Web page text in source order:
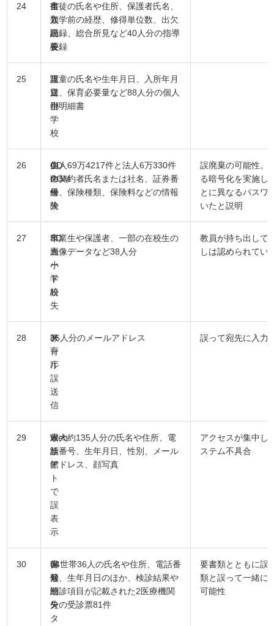
24
市
立
高
校
書
類
紛
失
生徒の氏名や住所、保護者氏名、
入学前の経歴、修得単位数、出欠
記録、総合所見など40人分の指導
要録
25
市
立
小
学
校
誤
送
付
児童の氏名や生年月日、入所年月
日、保育必要量など88人分の個人
別明細書
26
生
命
保
険
CD-
ROM
紛
失
個人69万4217件と法人6万330件
の契約者氏名または社名、証券番
号、保険種類、保険料などの情報
誤廃棄の可能性。
る暗号化を実施し
とに異なるパスワ
いたと説明
27
市
立
小
学
校
SD
カ
ー
ド
紛
失
卒業生や保護者、一部の在校生の
画像データなど38人分
教員が持ち出して
しは認められてい
28
教
育
庁
メ
ー
ル
誤
送
信
35人分のメールアドレス 誤って宛先に入力
29
水
族
館
Web
サ
イ
ト
で
誤
表
示
最大約135人分の氏名や住所、電
話番号、生年月日、性別、メール
アドレス、顔写真
アクセスが集中し
ステム不具合
30
保
健
セ
ン
タ
書
類
紛
失
34世帯36人の氏名や住所、電話番
号、生年月日のほか、検診結果や
問診項目が記載された2医療機関
分の受診票81件
要書類とともに誤
類と誤って一緒に
可能性